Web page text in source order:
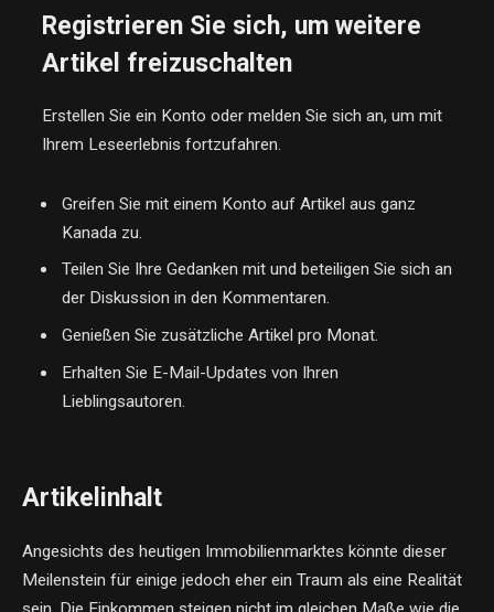
Registrieren Sie sich, um weitere
Artikel freizuschalten
Erstellen Sie ein Konto oder melden Sie sich an, um mit
Ihrem Leseerlebnis fortzufahren.
Greifen Sie mit einem Konto auf Artikel aus ganz
Kanada zu.
Teilen Sie Ihre Gedanken mit und beteiligen Sie sich an
der Diskussion in den Kommentaren.
Genießen Sie zusätzliche Artikel pro Monat.
Erhalten Sie E-Mail-Updates von Ihren
Lieblingsautoren.
Artikelinhalt
Angesichts des heutigen Immobilienmarktes könnte dieser
Meilenstein für einige jedoch eher ein Traum als eine Realität